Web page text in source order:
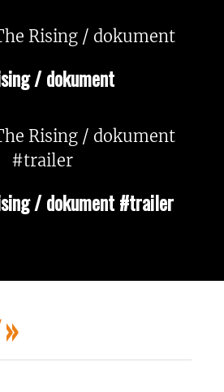
/ dokument
/ dokument #trailer